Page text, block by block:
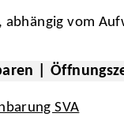
abhängig vom
|
SVA